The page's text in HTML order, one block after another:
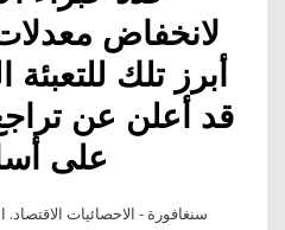
لانخفاض
أبرز تلك للتعبئة
قد أعلن عن
سنغافورة - الاحصائيات